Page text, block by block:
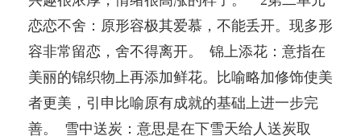
恋恋不舍：原形容极其爱慕，不能丢开。现多形
容非常留恋，舍不得离开。 锦上添花：意指在
美丽的锦织物上再添加鲜花。比喻略加修饰使美
者更美，引申比喻原有成就的基础上进一步完
善。 雪中送炭：意思是在下雪天给人送炭取